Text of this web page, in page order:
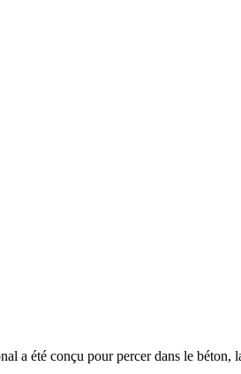
a été conçu pour percer dans le béton,